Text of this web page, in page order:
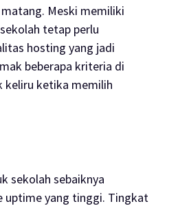
Meski memiliki
tetap perlu
hosting yang jadi
beberapa kriteria di
keliru ketika memilih
sekolah sebaiknya
uptimeyang tinggi. Tingkat